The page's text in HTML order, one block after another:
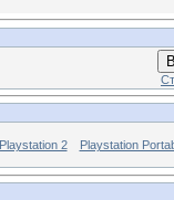
Playstation 2 Playstation